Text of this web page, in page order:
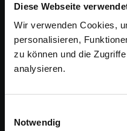
Diese Webseite
Wir verwenden Cookies,
personalisieren,
zu können und die
analysieren.
Notwendig
Auto-Müller GmbH & Co.
Hessenstrasse 1
35625 Hüttenberg
Tel. +49 6441-9797-0